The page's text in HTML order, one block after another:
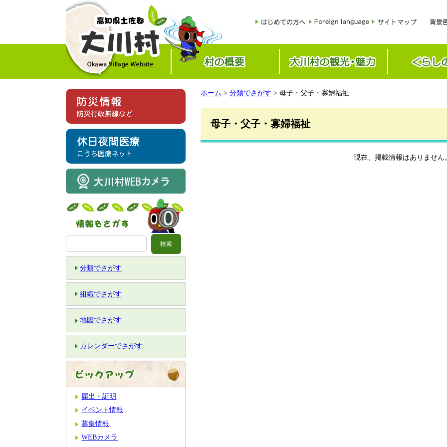
分類でさがす
組織でさがす
地図でさがす
カレンダーでさがす
届出・証明
イベント情報
募集情報
WEBカメラ
ホーム > 分類でさがす > 母子・父子・寡婦福祉
母子・父子・寡婦福祉
現在、掲載情報はありません